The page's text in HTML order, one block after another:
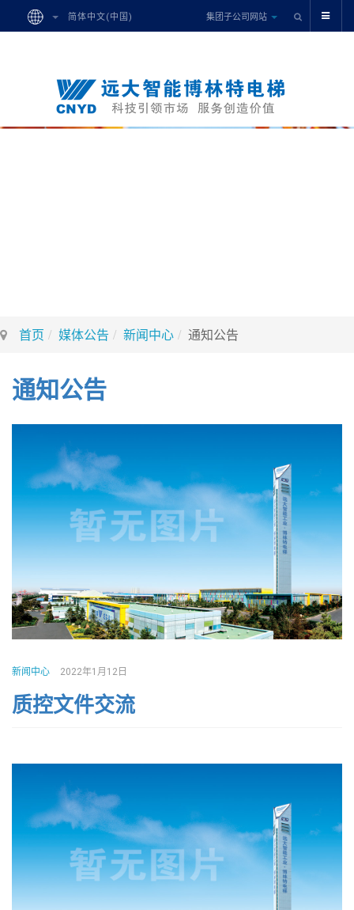
简体中文(中国) 集团子公司网站
首页 媒体公告 新闻中心 通知公告
通知公告
新闻中心 2022年1月12日
质控文件交流